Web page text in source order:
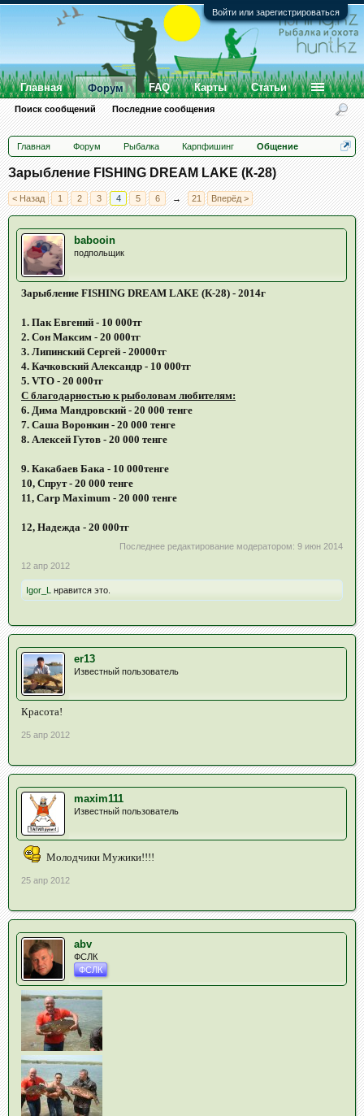
Войти или зарегистрироваться
Главная Форум Рыбалка Карпфишинг Общение
Зарыбление FISHING DREAM LAKE (К-28)
< Назад 1 2 3 4 5 6 → 21 Вперёд >
babooin
подпольщик
Зарыбление FISHING DREAM LAKE (К-28) - 2014г
1. Пак Евгений - 10 000тг
2. Сон Максим - 20 000тг
3. Липинский Сергей - 20000тг
4. Качковский Александр - 10 000тг
5. VTO - 20 000тг
С благодарностью к рыболовам любителям:
6. Дима Мандровский - 20 000 тенге
7. Саша Воронкин - 20 000 тенге
8. Алексей Гутов - 20 000 тенге
9. Какабаев Бака - 10 000тенге
10, Спрут - 20 000 тенге
11, Carp Maximum - 20 000 тенге
12, Надежда - 20 000тг
Последнее редактирование модератором: 9 июн 2014
12 апр 2012
Igor_L нравится это.
er13
Известный пользователь
Красота!
25 апр 2012
maxim111
Известный пользователь
Молодчики Мужики!!!!
25 апр 2012
abv
ФСЛК
ФСЛК
Главная Форум
Поиск сообщений Последние сообщения
FAQ Карты Статьи